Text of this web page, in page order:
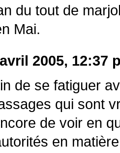
du tout de
Mai.
2005, 12:37
de se fatiguer
qui sont
de voir en
en